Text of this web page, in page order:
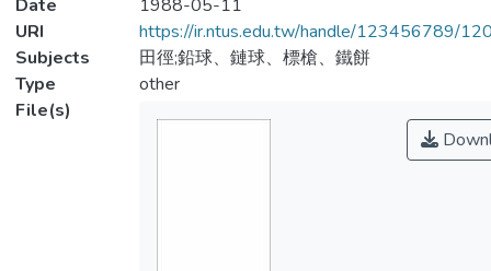
Date
1988-05-11
URI
https://ir.ntus.edu.tw/handle/123456789/
Subjects
田徑;鉛球、鏈球、標槍、鐵餅
Type
other
File(s)